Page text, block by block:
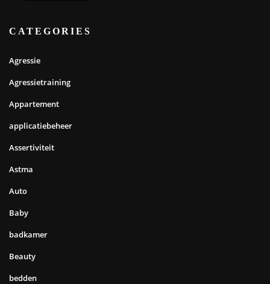
CATEGORIES
Agressie
Agressietraining
Appartement
applicatiebeheer
Assertiviteit
Astma
Auto
Baby
badkamer
Beauty
bedden